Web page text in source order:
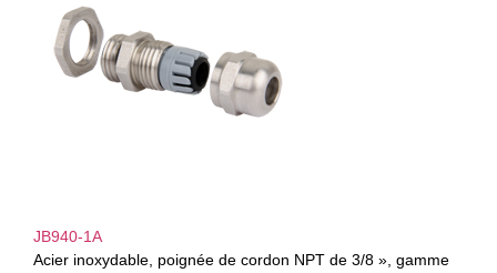
JB940-1A
Acier inoxydable, poignée de cordon NPT de 3/8 », gamme